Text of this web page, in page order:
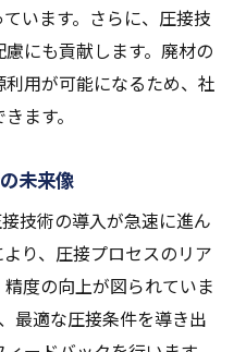
新しい建設手法
建設の未来像
み出す建設の革新
新で建設業界の常識を
知県の技術者たち
く圧接技術の革命
設業界の慣習
生み出す建設の新常識
が挑む新たな領域
います。さらに、圧接技
にも貢献します。廃材の
用が可能になるため、社
ます。
未来像
技術の導入が急速に進ん
り、圧接プロセスのリア
度の向上が図られていま
最適な圧接条件を導き出